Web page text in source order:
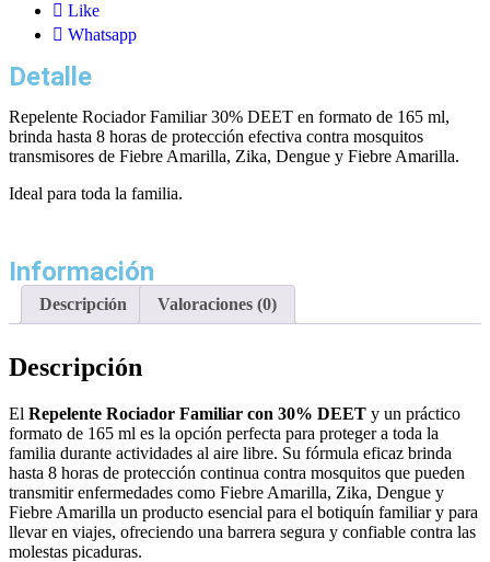
Like
Whatsapp
Detalle
Repelente Rociador Familiar 30% DEET en formato de 165 ml,
brinda hasta 8 horas de protección efectiva contra mosquitos
transmisores de Fiebre Amarilla, Zika, Dengue y Fiebre Amarilla.
Ideal para toda la familia.
Información
Descripción Valoraciones (0)
Descripción
El Repelente Rociador Familiar con 30% DEET y un práctico
formato de 165 ml es la opción perfecta para proteger a toda la
familia durante actividades al aire libre. Su fórmula eficaz brinda
hasta 8 horas de protección continua contra mosquitos que pueden
transmitir enfermedades como Fiebre Amarilla, Zika, Dengue y
Fiebre Amarilla un producto esencial para el botiquín familiar y para
llevar en viajes, ofreciendo una barrera segura y confiable contra las
molestas picaduras.